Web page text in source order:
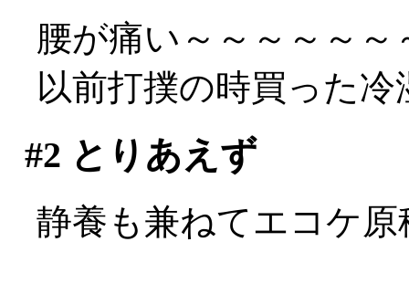
腰が痛い～～～～～～
以前打撲の時買った
#2 とりあえず
静養も兼ねてエコケ